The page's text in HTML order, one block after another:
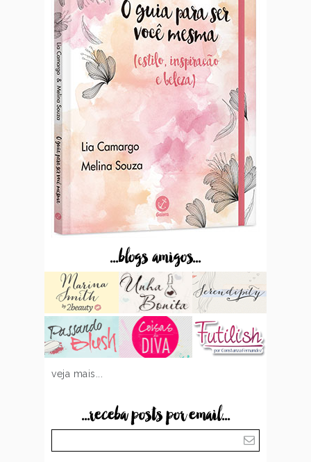
...blogs amigos...
veja mais...
...receba posts por email...